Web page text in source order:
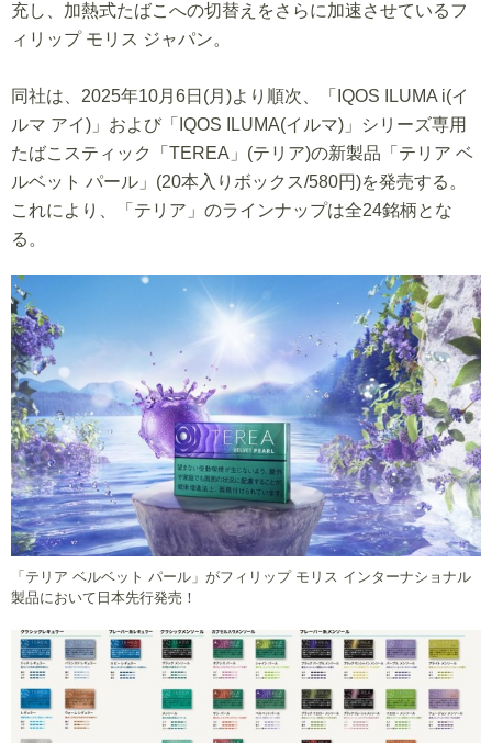
充し、加熱式たばこへの切替えをさらに加速させているフ
ィリップ モリス ジャパン。
同社は、2025年10月6日(月)より順次、「IQOS ILUMA i(イ
ルマ アイ)」および「IQOS ILUMA(イルマ)」シリーズ専用
たばこスティック「TEREA」(テリア)の新製品「テリア ベ
ルベット パール」(20本入りボックス/580円)を発売する。
これにより、「テリア」のラインナップは全24銘柄とな
る。
「テリア ベルベット パール」がフィリップ モリス インターナショナル
製品において日本先行発売！